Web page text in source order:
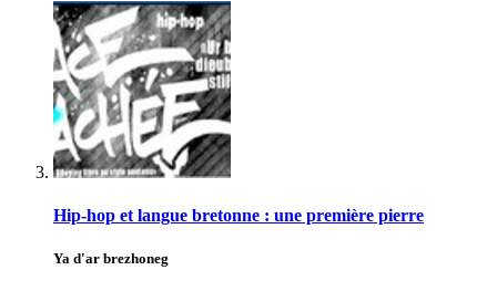
Hip-hop et langue bretonne : une première pierre
Ya d'ar brezhoneg